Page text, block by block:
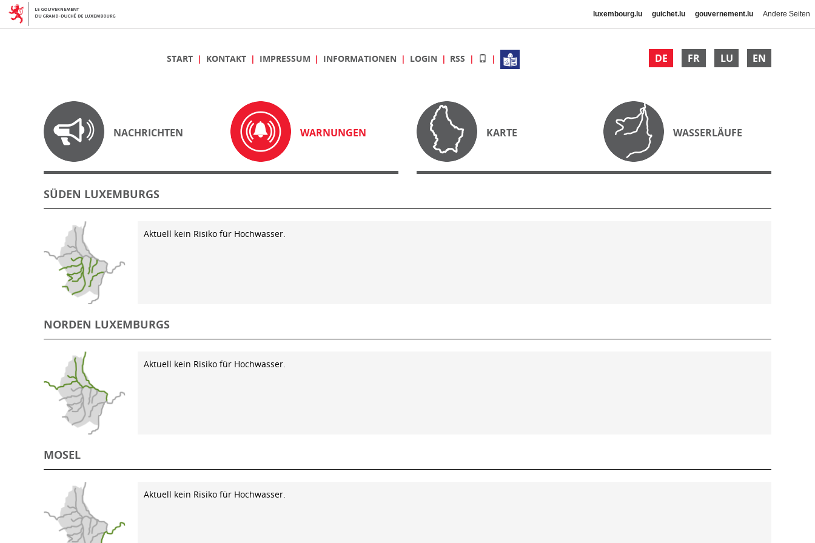
luxembourg.lu guichet.lu gouvernement.lu Andere Seiten
DE FR LU EN
START KONTAKT IMPRESSUM INFORMATIONEN LOGIN RSS
NACHRICHTEN WARNUNGEN KARTE WASSERLÄUFE
SÜDEN LUXEMBURGS
Aktuell kein Risiko für Hochwasser.
NORDEN LUXEMBURGS
Aktuell kein Risiko für Hochwasser.
MOSEL
Aktuell kein Risiko für Hochwasser.